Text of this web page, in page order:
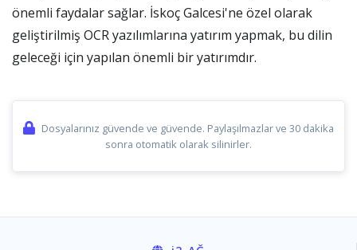
önemli faydalar sağlar. İskoç Galcesi'ne özel olarak
geliştirilmiş OCR yazılımlarına yatırım yapmak, bu dilin
geleceği için yapılan önemli bir yatırımdır.
Dosyalarınız güvende ve güvende. Paylaşılmazlar ve 30 dakika
sonra otomatik olarak silinirler.